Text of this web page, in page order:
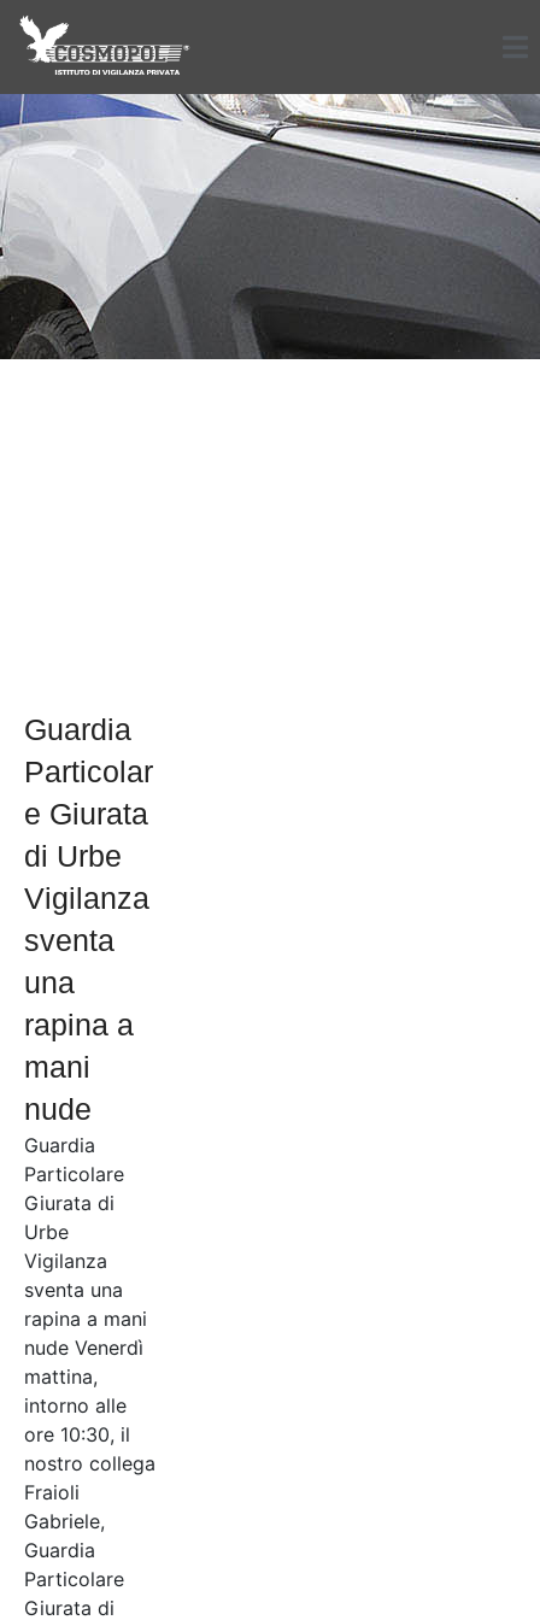
Guardia
Particolar
e Giurata
di Urbe
Vigilanza
sventa
una
rapina a
mani
nude
Guardia
Particolare
Giurata di
Urbe
Vigilanza
sventa una
rapina a mani
nude Venerdì
mattina,
intorno alle
ore 10:30, il
nostro collega
Fraioli
Gabriele,
Guardia
Particolare
Giurata di